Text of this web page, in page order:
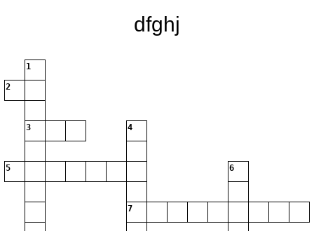
dfghj
1
2
3 4
5 6
7